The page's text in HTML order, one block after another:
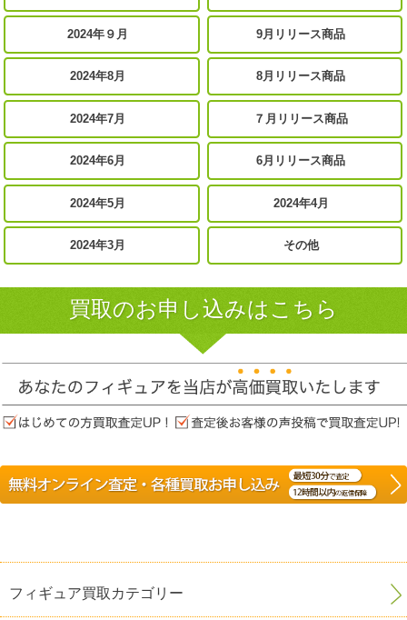
2024年９月 9月リリース商品
2024年8月 8月リリース商品
2024年7月 ７月リリース商品
2024年6月 6月リリース商品
2024年5月 2024年4月
2024年3月 その他
買取のお申し込みはこちら
フィギュア買取カテゴリー